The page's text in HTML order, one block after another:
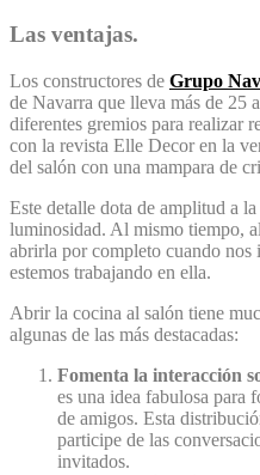
Las ventajas.
Los constructores de Grupo
de Navarra que lleva más de 25
diferentes gremios para realizar
con la revista Elle Decor en la
del salón con una mampara de
Este detalle dota de amplitud a
luminosidad. Al mismo tiempo,
abrirla por completo cuando nos
estemos trabajando en ella.
Abrir la cocina al salón tiene
algunas de las más destacadas:
Fomenta la interacción
es una idea fabulosa para
de amigos. Esta
participe de las
invitados.